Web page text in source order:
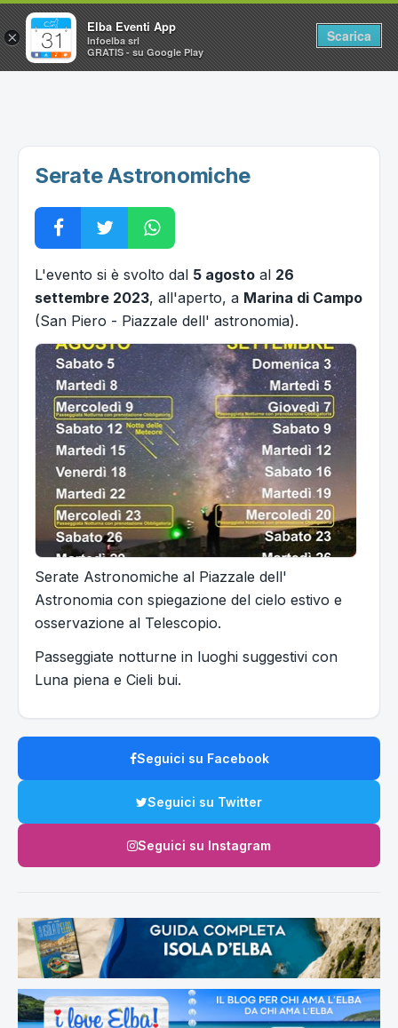
Home
Vacanze all'Isola d'Elba
Serate Astronomiche
L'evento si è svolto dal 5 agosto al 26
settembre 2023, all'aperto, a Marina di Campo
(San Piero - Piazzale dell' astronomia).
Serate Astronomiche al Piazzale dell'
Astronomia con spiegazione del cielo estivo e
osservazione al Telescopio.
Passeggiate notturne in luoghi suggestivi con
Luna piena e Cieli bui.
Seguici su Facebook
Seguici su Twitter
Seguici su Instagram
×
Elba Eventi App
Infoelba srl
GRATIS - su Google Play
Scarica